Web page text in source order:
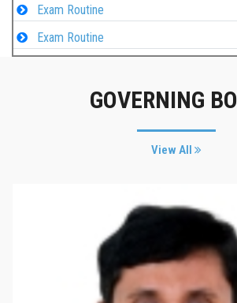
Exam Routine
Exam Routine
GOVERNING
View All